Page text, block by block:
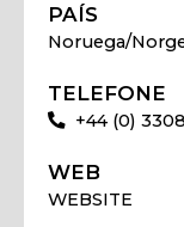
PAÍS
Noruega/
TELEFONE
+44 (0)
WEB
WEBSITE